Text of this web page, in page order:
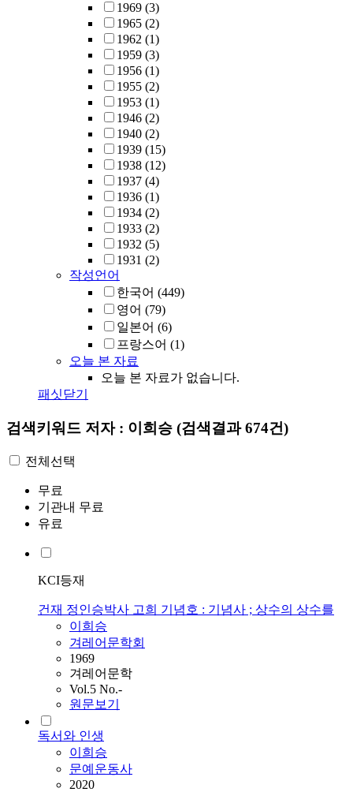
1969 (3)
1965 (2)
1962 (1)
1959 (3)
1956 (1)
1955 (2)
1953 (1)
1946 (2)
1940 (2)
1939 (15)
1938 (12)
1937 (4)
1936 (1)
1934 (2)
1933 (2)
1932 (5)
1931 (2)
작성언어
한국어 (449)
영어 (79)
일본어 (6)
프랑스어 (1)
오늘 본 자료
오늘 본 자료가 없습니다.
패싯닫기
검색키워드 저자 : 이희승 (검색결과 674건)
전체선택
무료
기관내 무료
유료
KCI등재
건재 정인승박사 고희 기념호 : 기념사 ; 상수의 상수를
이희승
겨레어문학회
1969
겨레어문학
Vol.5 No.-
원문보기
독서와 인생
이희승
문예운동사
2020